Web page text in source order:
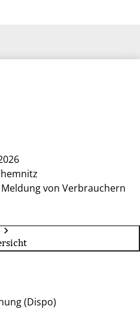
von Verbrauchern
(Dispo)